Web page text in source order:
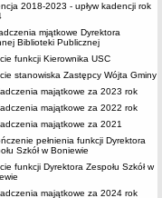
2018-2023 - upływ kadencji rok
mjątkowe Dyrektora
Biblioteki Publicznej
funkcji Kierownika USC
stanowiska Zastępcy Wójta Gminy
majątkowe za 2023 rok
majątkowe za 2022 rok
majątkowe za 2021
pełnienia funkcji Dyrektora
Szkół w Boniewie
funkcji Dyrektora Zespołu Szkół w
majątkowe za 2024 rok